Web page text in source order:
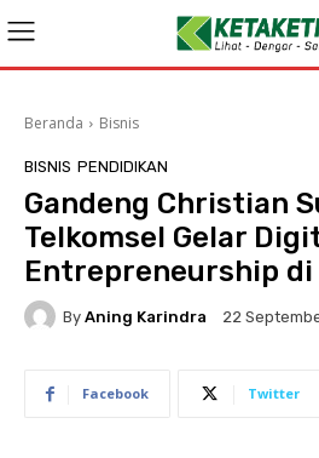
Beranda Bisnis
BISNIS PENDIDIKAN
Gandeng Christian
Telkomsel Gelar
Entrepreneurship di
By Aning Karindra 22
Facebook Twitter